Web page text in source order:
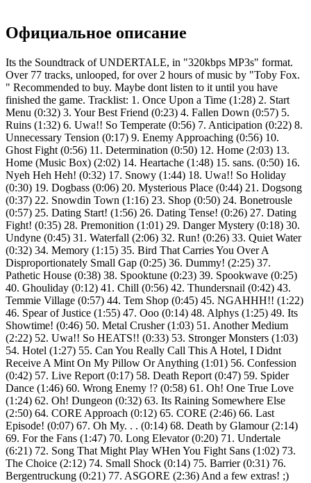
Официальное описание
Its the Soundtrack of UNDERTALE, in "320kbps MP3s" format.
Over 77 tracks, unlooped, for over 2 hours of music by "Toby Fox.
" Recommended to buy. Maybe dont listen to it until you have
finished the game. Tracklist: 1. Once Upon a Time (1:28) 2. Start
Menu (0:32) 3. Your Best Friend (0:23) 4. Fallen Down (0:57) 5.
Ruins (1:32) 6. Uwa!! So Temperate (0:56) 7. Anticipation (0:22) 8.
Unnecessary Tension (0:17) 9. Enemy Approaching (0:56) 10.
Ghost Fight (0:56) 11. Determination (0:50) 12. Home (2:03) 13.
Home (Music Box) (2:02) 14. Heartache (1:48) 15. sans. (0:50) 16.
Nyeh Heh Heh! (0:32) 17. Snowy (1:44) 18. Uwa!! So Holiday
(0:30) 19. Dogbass (0:06) 20. Mysterious Place (0:44) 21. Dogsong
(0:37) 22. Snowdin Town (1:16) 23. Shop (0:50) 24. Bonetrousle
(0:57) 25. Dating Start! (1:56) 26. Dating Tense! (0:26) 27. Dating
Fight! (0:35) 28. Premonition (1:01) 29. Danger Mystery (0:18) 30.
Undyne (0:45) 31. Waterfall (2:06) 32. Run! (0:26) 33. Quiet Water
(0:32) 34. Memory (1:15) 35. Bird That Carries You Over A
Disproportionately Small Gap (0:25) 36. Dummy! (2:25) 37.
Pathetic House (0:38) 38. Spooktune (0:23) 39. Spookwave (0:25)
40. Ghouliday (0:12) 41. Chill (0:56) 42. Thundersnail (0:42) 43.
Temmie Village (0:57) 44. Tem Shop (0:45) 45. NGAHHH!! (1:22)
46. Spear of Justice (1:55) 47. Ooo (0:14) 48. Alphys (1:25) 49. Its
Showtime! (0:46) 50. Metal Crusher (1:03) 51. Another Medium
(2:22) 52. Uwa!! So HEATS!! (0:33) 53. Stronger Monsters (1:03)
54. Hotel (1:27) 55. Can You Really Call This A Hotel, I Didnt
Receive A Mint On My Pillow Or Anything (1:01) 56. Confession
(0:42) 57. Live Report (0:17) 58. Death Report (0:47) 59. Spider
Dance (1:46) 60. Wrong Enemy !? (0:58) 61. Oh! One True Love
(1:24) 62. Oh! Dungeon (0:32) 63. Its Raining Somewhere Else
(2:50) 64. CORE Approach (0:12) 65. CORE (2:46) 66. Last
Episode! (0:07) 67. Oh My. . . (0:14) 68. Death by Glamour (2:14)
69. For the Fans (1:47) 70. Long Elevator (0:20) 71. Undertale
(6:21) 72. Song That Might Play WHen You Fight Sans (1:02) 73.
The Choice (2:12) 74. Small Shock (0:14) 75. Barrier (0:31) 76.
Bergentruckung (0:21) 77. ASGORE (2:36) And a few extras! ;)